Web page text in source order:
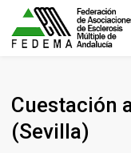
Cuestación
(Sevilla)